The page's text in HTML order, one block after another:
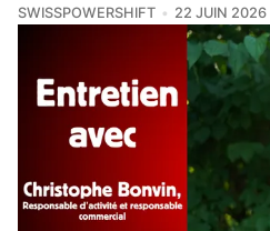
SWISSPOWERSHIFT 22 JUIN 2026